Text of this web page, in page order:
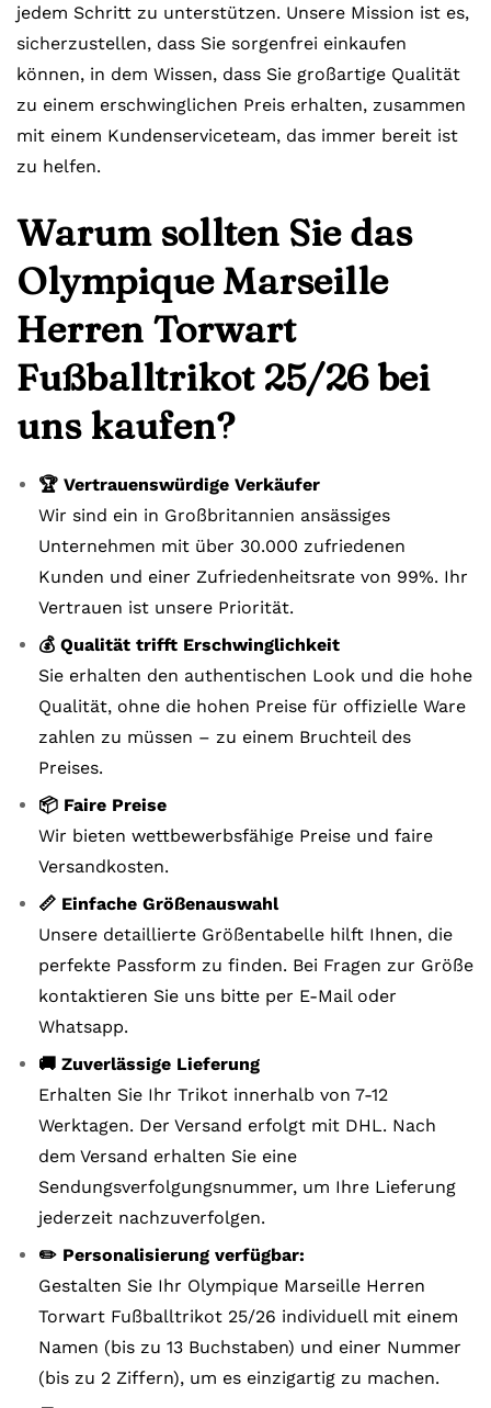
jedem Schritt zu unterstützen. Unsere Mission ist es,
sicherzustellen, dass Sie sorgenfrei einkaufen
können, in dem Wissen, dass Sie großartige Qualität
zu einem erschwinglichen Preis erhalten, zusammen
mit einem Kundenserviceteam, das immer bereit ist
zu helfen.
Warum sollten Sie das
Olympique Marseille
Herren Torwart
Fußballtrikot 25/26 bei
uns kaufen?
🏆 Vertrauenswürdige Verkäufer
Wir sind ein in Großbritannien ansässiges
Unternehmen mit über 30.000 zufriedenen
Kunden und einer Zufriedenheitsrate von 99%. Ihr
Vertrauen ist unsere Priorität.
💰 Qualität trifft Erschwinglichkeit
Sie erhalten den authentischen Look und die hohe
Qualität, ohne die hohen Preise für offizielle Ware
zahlen zu müssen – zu einem Bruchteil des
Preises.
📦 Faire Preise
Wir bieten wettbewerbsfähige Preise und faire
Versandkosten.
📏 Einfache Größenauswahl
Unsere detaillierte Größentabelle hilft Ihnen, die
perfekte Passform zu finden. Bei Fragen zur Größe
kontaktieren Sie uns bitte per E-Mail oder
Whatsapp.
🚚 Zuverlässige Lieferung
Erhalten Sie Ihr Trikot innerhalb von 7-12
Werktagen. Der Versand erfolgt mit DHL. Nach
dem Versand erhalten Sie eine
Sendungsverfolgungsnummer, um Ihre Lieferung
jederzeit nachzuverfolgen.
✏️ Personalisierung verfügbar:
Gestalten Sie Ihr Olympique Marseille Herren
Torwart Fußballtrikot 25/26 individuell mit einem
Namen (bis zu 13 Buchstaben) und einer Nummer
(bis zu 2 Ziffern), um es einzigartig zu machen.